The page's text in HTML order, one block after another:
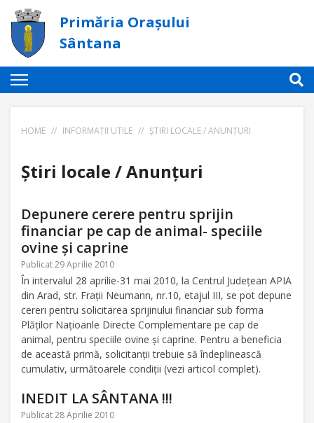
Primăria Orașului
Sântana
HOME // INFORMAȚII UTILE // ȘTIRI LOCALE / ANUNȚURI
Știri locale / Anunțuri
Depunere cerere pentru sprijin
financiar pe cap de animal- speciile
ovine şi caprine
Publicat 29 Aprilie 2010
În intervalul 28 aprilie-31 mai 2010, la Centrul Judeţean APIA
din Arad, str. Fraţii Neumann, nr.10, etajul III, se pot depune
cereri pentru solicitarea sprijinului financiar sub forma
Plăţilor Naţioanle Directe Complementare pe cap de
animal, pentru speciile ovine şi caprine. Pentru a beneficia
de această primă, solicitanţii trebuie să îndeplinească
cumulativ, următoarele condiţii (vezi articol complet).
INEDIT LA SÂNTANA !!!
Publicat 28 Aprilie 2010